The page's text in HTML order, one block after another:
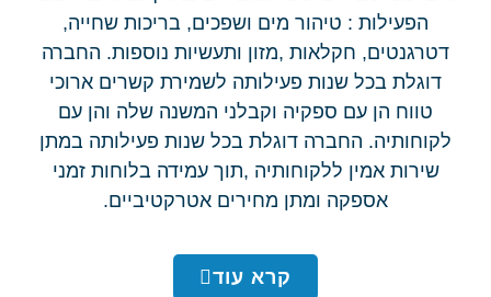
הפעילות : טיהור מים ושפכים, בריכות שחייה,
דטרגנטים, חקלאות ,מזון ותעשיות נוספות. החברה
דוגלת בכל שנות פעילותה לשמירת קשרים ארוכי
טווח הן עם ספקיה וקבלני המשנה שלה והן עם
לקוחותיה. החברה דוגלת בכל שנות פעילותה במתן
שירות אמין ללקוחותיה ,תוך עמידה בלוחות זמני
אספקה ומתן מחירים אטרקטיביים.
קרא עוד